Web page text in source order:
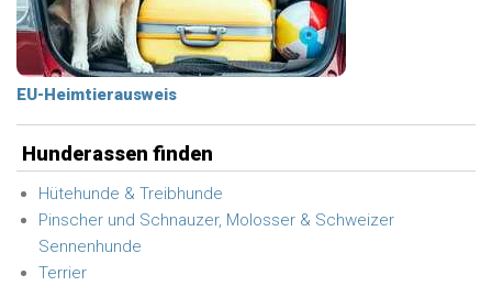
EU-Heimtierausweis
Hunderassen finden
Hütehunde & Treibhunde
Pinscher und Schnauzer, Molosser & Schweizer
Sennenhunde
Terrier